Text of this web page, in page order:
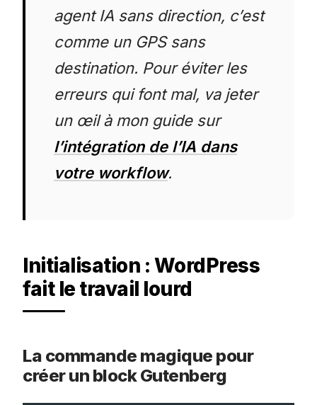
agent IA sans direction, c’est
comme un GPS sans
destination. Pour éviter les
erreurs qui font mal, va jeter
un œil à mon guide sur
l’intégration de l’IA dans
votre workflow.
Initialisation : WordPress
fait le travail lourd
La commande magique pour
créer un block Gutenberg